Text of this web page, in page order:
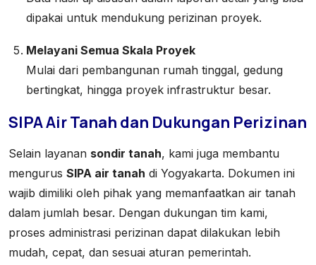
dipakai untuk mendukung perizinan proyek.
Melayani Semua Skala Proyek
Mulai dari pembangunan rumah tinggal, gedung
bertingkat, hingga proyek infrastruktur besar.
SIPA Air Tanah dan Dukungan Perizinan
Selain layanan sondir tanah, kami juga membantu
mengurus SIPA air tanah di Yogyakarta. Dokumen ini
wajib dimiliki oleh pihak yang memanfaatkan air tanah
dalam jumlah besar. Dengan dukungan tim kami,
proses administrasi perizinan dapat dilakukan lebih
mudah, cepat, dan sesuai aturan pemerintah.